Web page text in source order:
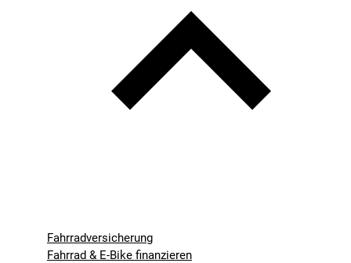
Fahrradversicherung
Fahrrad & E-Bike finanzieren